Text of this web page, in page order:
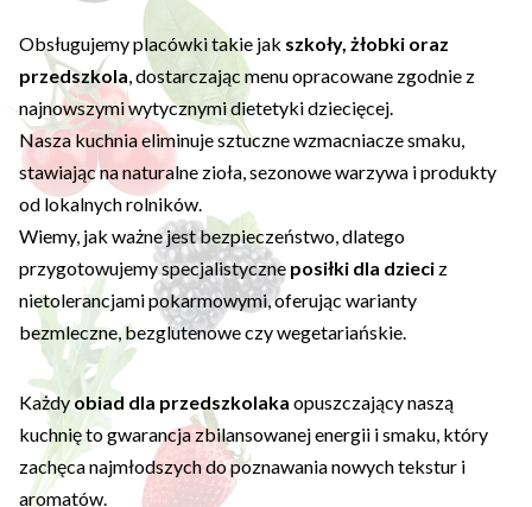
Obsługujemy placówki takie jak szkoły, żłobki oraz
przedszkola, dostarczając menu opracowane zgodnie z
najnowszymi wytycznymi dietetyki dziecięcej.
Nasza kuchnia eliminuje sztuczne wzmacniacze smaku,
stawiając na naturalne zioła, sezonowe warzywa i produkty
od lokalnych rolników.
Wiemy, jak ważne jest bezpieczeństwo, dlatego
przygotowujemy specjalistyczne posiłki dla dzieci z
nietolerancjami pokarmowymi, oferując warianty
bezmleczne, bezglutenowe czy wegetariańskie.
Każdyobiad dla przedszkolaka opuszczający naszą
kuchnię to gwarancja zbilansowanej energii i smaku, który
zachęca najmłodszych do poznawania nowych tekstur i
aromatów.